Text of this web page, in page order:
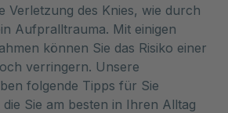
Verletzung des Knies, wie durch
Aufpralltrauma. Mit einigen
können Sie das Risiko einer
verringern. Unsere
folgende Tipps für Sie
Sie am besten in Ihren Alltag